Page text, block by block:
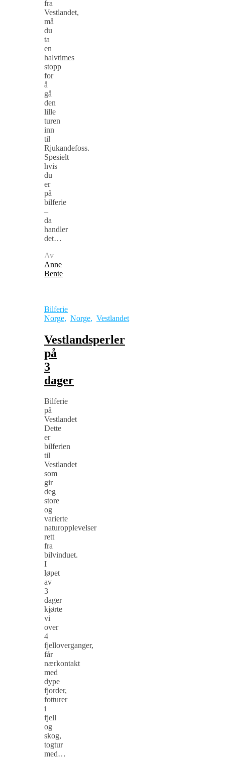
fra
Vestlandet,
må
du
ta
en
halvtimes
stopp
for
å
gå
den
lille
turen
inn
til
Rjukandefoss.
Spesielt
hvis
du
er
på
bilferie
–
da
handler
det…
Av
Anne
Bente
Bilferie
Norge, Norge, Vestlandet
Vestlandsperler
på
3
dager
Bilferie
på
Vestlandet
Dette
er
bilferien
til
Vestlandet
som
gir
deg
store
og
varierte
naturopplevelser
rett
fra
bilvinduet.
I
løpet
av
3
dager
kjørte
vi
over
4
fjelloverganger,
får
nærkontakt
med
dype
fjorder,
fotturer
i
fjell
og
skog,
togtur
med…